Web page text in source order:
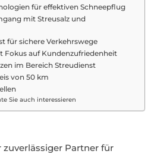
für effektiven Schneepflug
mit Streusalz und
für sichere Verkehrswege
Fokus auf Kundenzufriedenheit
im Bereich Streudienst
von 50 km
Sie auch interessieren
Partner für